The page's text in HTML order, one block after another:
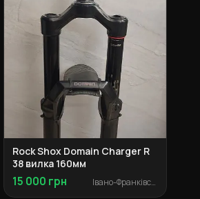
Rock Shox Domain Charger R
38 вилка 160мм
15 000 грн Івано-Франківськ